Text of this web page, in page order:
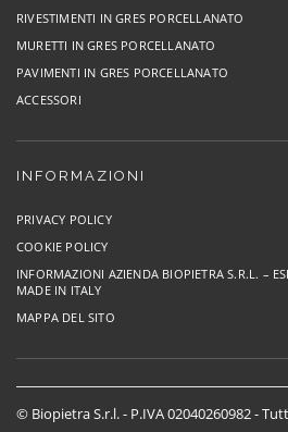
RIVESTIMENTI IN GRES PORCELLANATO
MURETTI IN GRES PORCELLANATO
PAVIMENTI IN GRES PORCELLANATO
ACCESSORI
INFORMAZIONI
PRIVACY POLICY
COOKIE POLICY
INFORMAZIONI AZIENDA BIOPIETRA S.R.L. –
MADE IN ITALY
MAPPA DEL SITO
© Biopietra S.r.l. - P.IVA 02040260982 -